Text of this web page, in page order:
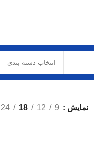
انتخاب دسته بندی
نمایش 9
12
18
24